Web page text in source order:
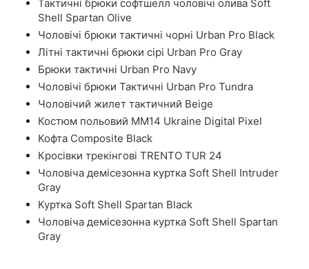
Тактичні брюки софтшелл чоловічі олива Soft
Shell Spartan Olive
Чоловічі брюки тактичні чорні Urban Pro Black
Літні тактичні брюки сірі Urban Pro Gray
Брюки тактичні Urban Pro Navy
Чоловічі брюки Тактичні Urban Pro Tundra
Чоловічий жилет тактичний Beige
Костюм польовий ММ14 Ukraine Digital Pixel
Кофта Composite Black
Кросівки трекінгові TRENTO TUR 24
Чоловіча демісезонна куртка Soft Shell Intruder
Gray
Куртка Soft Shell Spartan Black
Чоловіча демісезонна куртка Soft Shell Spartan
Gray